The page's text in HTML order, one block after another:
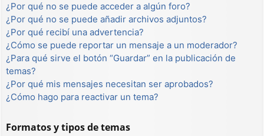
¿Por qué no se puede acceder a algún foro?
¿Por qué no se puede añadir archivos adjuntos?
¿Por qué recibí una advertencia?
¿Cómo se puede reportar un mensaje a un moderador?
¿Para qué sirve el botón “Guardar” en la publicación de
temas?
¿Por qué mis mensajes necesitan ser aprobados?
¿Cómo hago para reactivar un tema?
Formatos y tipos de temas